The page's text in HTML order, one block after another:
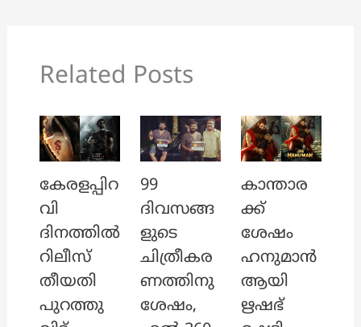
Related Posts
കേരളപ്പിറ
വി
ദിനത്തിൽ
റിലീസ്
തീയതി
പുറത്തു
99
ദിവസങ്ങ
ളുടെ
ചിത്രീകര
ണത്തിനു
ശേഷം,
കാന്താര
ക്ക്
ശേഷം
ഹനുമാൻ
ആയി
ഋഷഭ്